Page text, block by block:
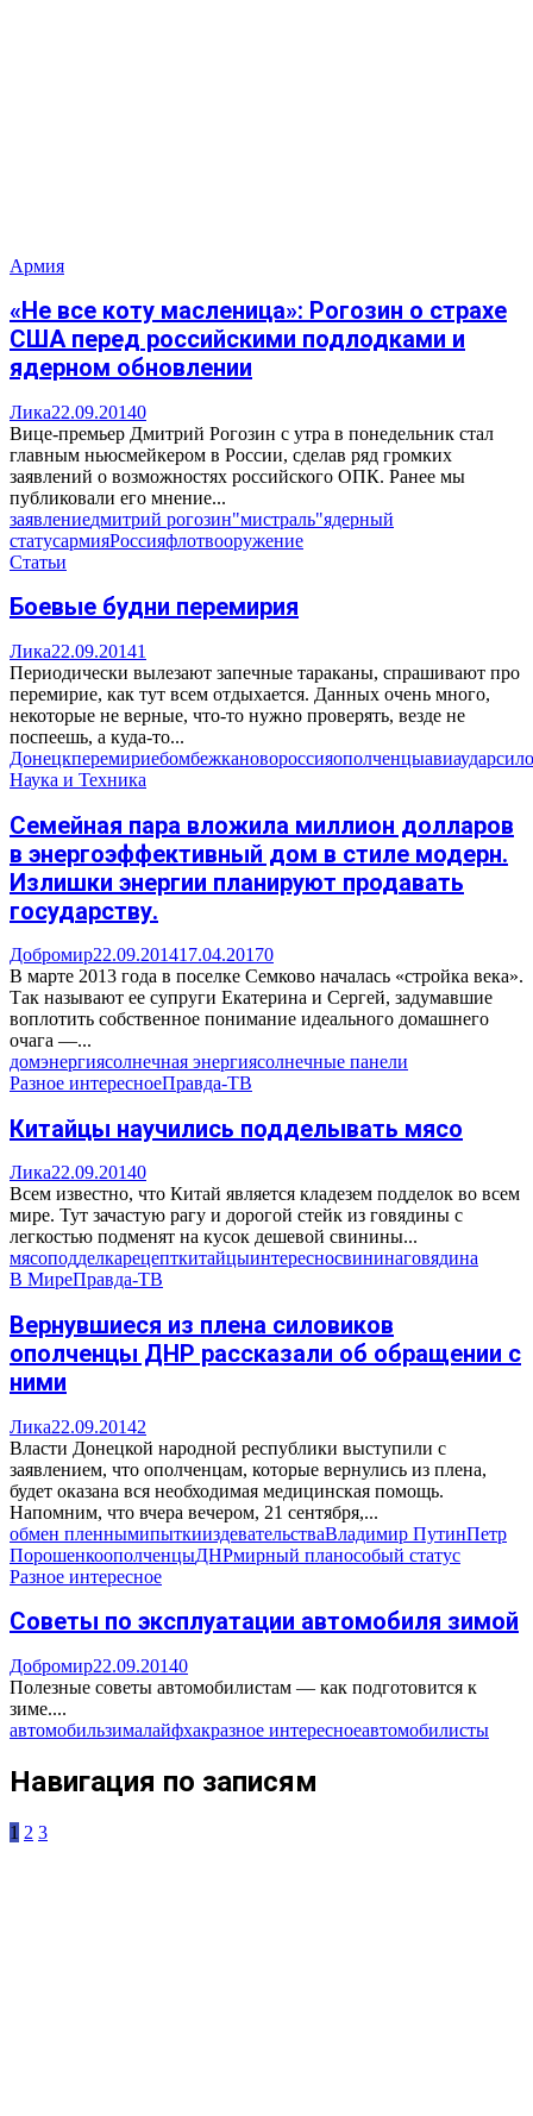
Армия
«Не все коту масленица»: Рогозин о страхе
США перед российскими подлодками и
ядерном обновлении
Лика22.09.20140
Вице-премьер Дмитрий Рогозин с утра в понедельник стал
главным ньюсмейкером в России, сделав ряд громких
заявлений о возможностях российского ОПК. Ранее мы
публиковали его мнение...
заявлениедмитрий рогозин"мистраль"ядерный
статусармияРоссияфлотвооружение
Статьи
Боевые будни перемирия
Лика22.09.20141
Периодически вылезают запечные тараканы, спрашивают про
перемирие, как тут всем отдыхается. Данных очень много,
некоторые не верные, что-то нужно проверять, везде не
поспеешь, а куда-то...
Донецкперемириебомбежкановороссияополченцыавиаудар
Наука и Техника
Семейная пара вложила миллион долларов
в энергоэффективный дом в стиле модерн.
Излишки энергии планируют продавать
государству.
Добромир22.09.201417.04.20170
В марте 2013 года в поселке Семково началась «стройка века».
Так называют ее супруги Екатерина и Сергей, задумавшие
воплотить собственное понимание идеального домашнего
очага —...
домэнергиясолнечная энергиясолнечные панели
Разное интересноеПравда-ТВ
Китайцы научились подделывать мясо
Лика22.09.20140
Всем известно, что Китай является кладезем подделок во всем
мире. Тут зачастую рагу и дорогой стейк из говядины с
легкостью подменят на кусок дешевой свинины...
мясоподделкарецепткитайцыинтересносвининаговядина
В МиреПравда-ТВ
Вернувшиеся из плена силовиков
ополченцы ДНР рассказали об обращении с
ними
Лика22.09.20142
Власти Донецкой народной республики выступили с
заявлением, что ополченцам, которые вернулись из плена,
будет оказана вся необходимая медицинская помощь.
Напомним, что вчера вечером, 21 сентября,...
обмен пленнымипыткииздевательстваВладимир ПутинПетр
ПорошенкоополченцыДНРмирный планособый статус
Разное интересное
Советы по эксплуатации автомобиля зимой
Добромир22.09.20140
Полезные советы автомобилистам — как подготовится к
зиме....
автомобильзималайфхакразное интересноеавтомобилисты
Навигация по записям
1 2 3